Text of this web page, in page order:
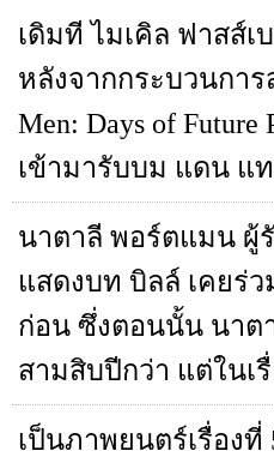
เดิมที ไมเคิล ฟาสส์
หลังจากกระบวนกา
Men: Days of
เข้ามารับบม แดน แ
นาตาลี พอร์ตแมน ผู้
แสดงบท บิลล์ เคยร่ว
ก่อน ซึ่งตอนนั้น นาต
สามสิบปีกว่า แต่ในเ
เป็นภาพยนตร์เรื่อง